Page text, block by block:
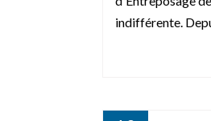
indifférente.